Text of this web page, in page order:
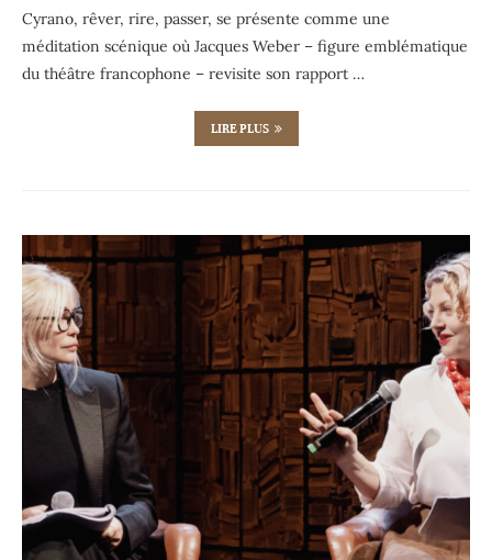
Cyrano, rêver, rire, passer, se présente comme une
méditation scénique où Jacques Weber – figure emblématique
du théâtre francophone – revisite son rapport …
LIRE PLUS